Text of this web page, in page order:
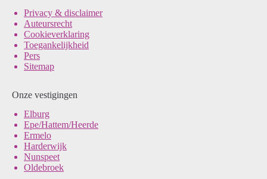
Onze vestigingen
Elburg
Epe/Hattem/Heerde
Ermelo
Harderwijk
Nunspeet
Oldebroek
Privacy & disclaimer
Auteursrecht
Cookieverklaring
Toegankelijkheid
Pers
Sitemap